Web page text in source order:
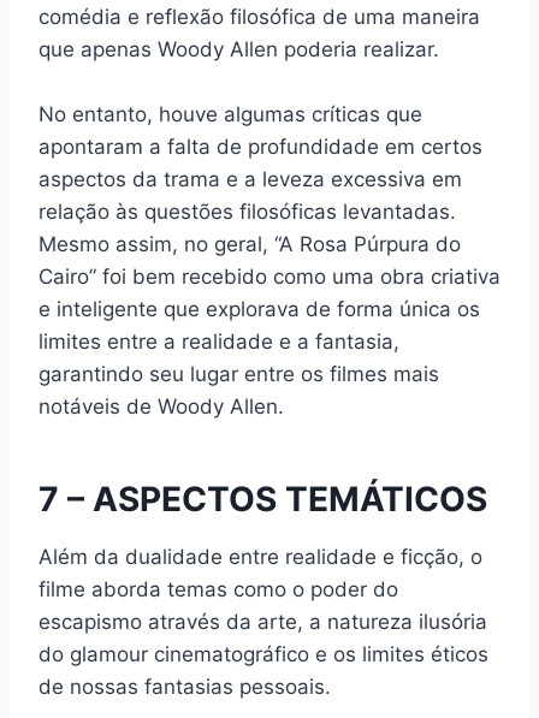
comédia e reflexão filosófica de uma maneira
que apenas Woody Allen poderia realizar.
No entanto, houve algumas críticas que
apontaram a falta de profundidade em certos
aspectos da trama e a leveza excessiva em
relação às questões filosóficas levantadas.
Mesmo assim, no geral, “A Rosa Púrpura do
Cairo” foi bem recebido como uma obra criativa
e inteligente que explorava de forma única os
limites entre a realidade e a fantasia,
garantindo seu lugar entre os filmes mais
notáveis de Woody Allen.
7 – ASPECTOS TEMÁTICOS
Além da dualidade entre realidade e ficção, o
filme aborda temas como o poder do
escapismo através da arte, a natureza ilusória
do glamour cinematográfico e os limites éticos
de nossas fantasias pessoais.